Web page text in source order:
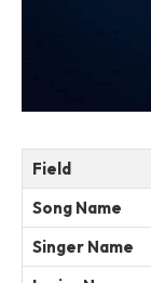
Field
Song Name
Singer Name